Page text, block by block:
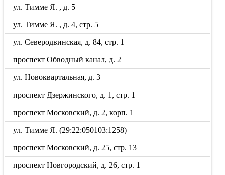
ул. Тимме Я. , д. 5
ул. Тимме Я. , д. 4, стр. 5
ул. Северодвинская, д. 84, стр. 1
проспект Обводный канал, д. 2
ул. Новоквартальная, д. 3
проспект Дзержинского, д. 1, стр. 1
проспект Московский, д. 2, корп. 1
ул. Тимме Я. (29:22:050103:1258)
проспект Московский, д. 25, стр. 13
проспект Новгородский, д. 26, стр. 1